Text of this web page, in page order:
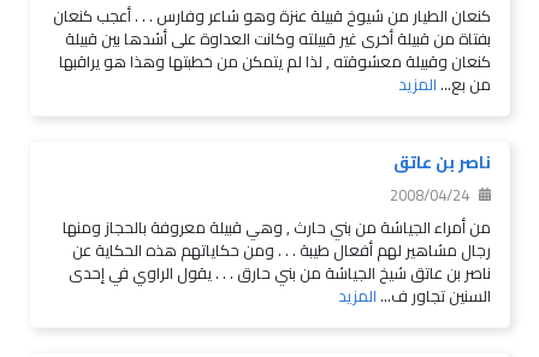
كنعان الطيار من شيوخ قبيلة عنزة وهو شاعر وفارس . . . أعجب كنعان
بفتاة من قبيلة أخرى غير قبيلته وكانت العداوة على أشدها بين قبيلة
كنعان وقبيلة معشوقته , لذا لم يتمكن من خطبتها وهذا هو يراقبها
من بع...المزيد
ناصر بن عاتق
2008/04/24
من أمراء الجياشة من بني حارث , وهي قبيلة معروفة بالحجاز ومنها
رجال مشاهير لهم أفعال طيبة . . . ومن حكاياتهم هذه الحكاية عن
ناصر بن عاتق شيخ الجياشة من بني حارق . . . يقول الراوي في إحدى
السنين تجاور ف...المزيد